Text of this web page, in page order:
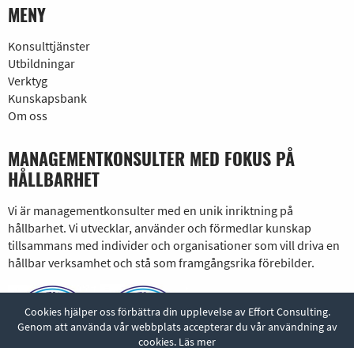
MENY
Konsulttjänster
Utbildningar
Verktyg
Kunskapsbank
Om oss
MANAGEMENTKONSULTER MED FOKUS PÅ
HÅLLBARHET
Vi är managementkonsulter med en unik inriktning på
hållbarhet. Vi utvecklar, använder och förmedlar kunskap
tillsammans med individer och organisationer som vill driva en
hållbar verksamhet och stå som framgångsrika förebilder.
Cookies hjälper oss förbättra din upplevelse av Effort Consulting.
Genom att använda vår webbplats accepterar du vår användning av
cookies. Läs mer